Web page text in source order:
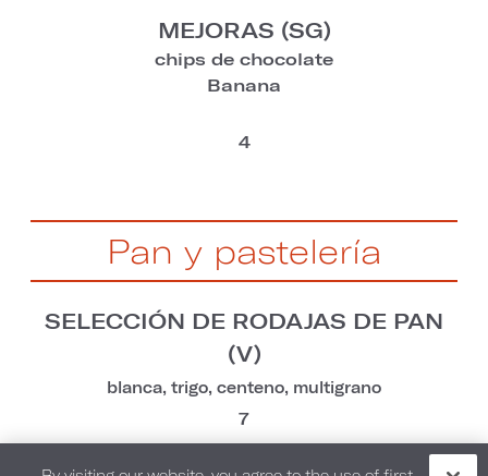
MEJORAS (SG)
chips de chocolate
Banana
4
Pan y pastelería
SELECCIÓN DE RODAJAS DE PAN
(V)
blanca, trigo, centeno, multigrano
7
MUFFINS RECIÉN HORNEADOS (V)